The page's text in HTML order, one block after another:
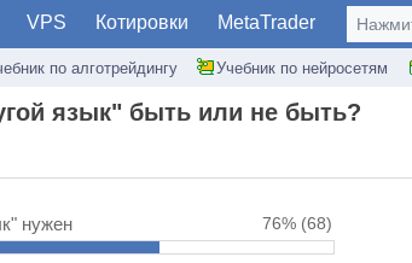
VPS Котировки MetaTrader
по алготрейдингу Учебник по нейросетям
язык" быть или не быть?
нужен 76% (68)